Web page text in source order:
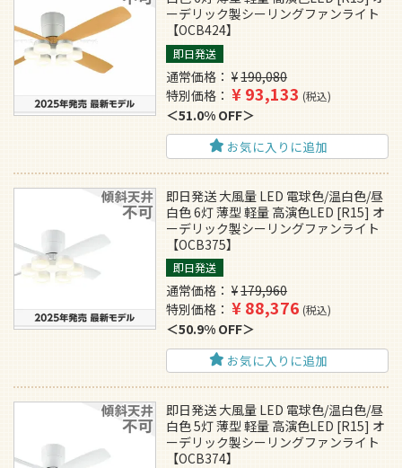
ーデリック製シーリングファンライト
【OCB424】
即日発送
通常価格 ¥190,080
特別価格
¥93,133 税込
51.0% OFF
お気に入りに追加
即日発送 大風量 LED 電球色/温白色/昼
白色 6灯 薄型 軽量 高演色LED [R15] オ
ーデリック製シーリングファンライト
【OCB375】
即日発送
通常価格 ¥179,960
特別価格
¥88,376 税込
50.9% OFF
お気に入りに追加
即日発送 大風量 LED 電球色/温白色/昼
白色 5灯 薄型 軽量 高演色LED [R15] オ
ーデリック製シーリングファンライト
【OCB374】